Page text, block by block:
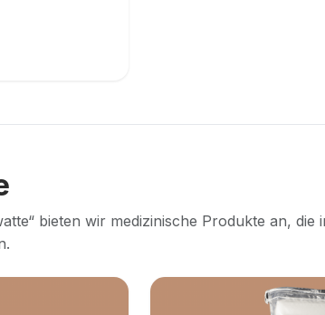
bieten wir medizinische Produkte an,